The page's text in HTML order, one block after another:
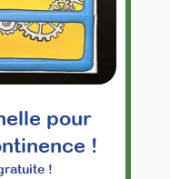
pour
!
!